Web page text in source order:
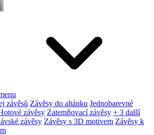
závěsů Závěsy do altánku Jednobarevné
závěsy Zatemňovací závěsy + 3 další
závěsy Závěsy s 3D motivem Závěsy k